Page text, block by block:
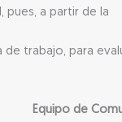
pues, a partir de la
trabajo, para
Equipo de